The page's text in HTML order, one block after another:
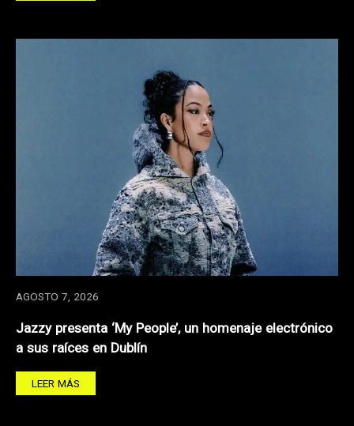
AGOSTO 7, 2026
Jazzy presenta ‘My People’, un homenaje electrónico
a sus raíces en Dublín
LEER MÁS